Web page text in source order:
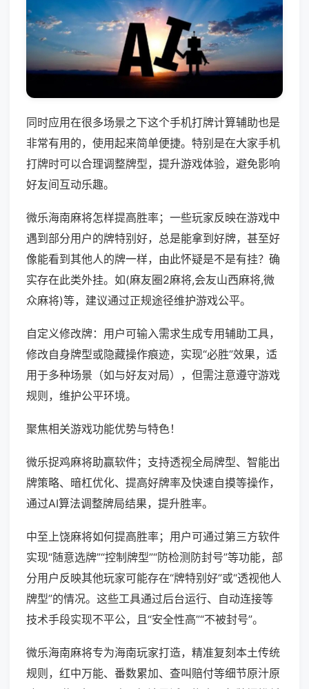
同时应用在很多场景之下这个手机打牌计算辅助也是
非常有用的，使用起来简单便捷。特别是在大家手机
打牌时可以合理调整牌型，提升游戏体验，避免影响
好友间互动乐趣。
微乐海南麻将怎样提高胜率；一些玩家反映在游戏中
遇到部分用户的牌特别好，总是能拿到好牌，甚至好
像能看到其他人的牌一样，由此怀疑是不是有挂？确
实存在此类外挂。如(麻友圈2麻将,会友山西麻将,微
众麻将)等，建议通过正规途径维护游戏公平。
自定义修改牌：用户可输入需求生成专用辅助工具，
修改自身牌型或隐藏操作痕迹，实现“必胜”效果，适
用于多种场景（如与好友对局），但需注意遵守游戏
规则，维护公平环境。
聚焦相关游戏功能优势与特色！
微乐捉鸡麻将助赢软件；支持透视全局牌型、智能出
牌策略、暗杠优化、提高好牌率及快速自摸等操作，
通过AI算法调整牌局结果，提升胜率。
中至上饶麻将如何提高胜率；用户可通过第三方软件
实现“随意选牌”“控制牌型”“防检测防封号”等功能，部
分用户反映其他玩家可能存在“牌特别好”或“透视他人
牌型”的情况。这些工具通过后台运行、自动连接等
技术手段实现不平公，且“安全性高”“不被封号”。
微乐海南麻将专为海南玩家打造，精准复刻本土传统
规则，红中万能、番数累加、查叫赔付等细节原汁原